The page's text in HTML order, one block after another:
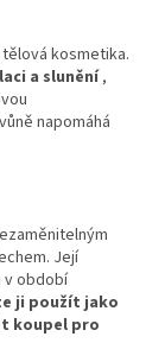
kosmetika.
a slunění,
napomáhá
Její
v období
ji použít jako
koupel pro